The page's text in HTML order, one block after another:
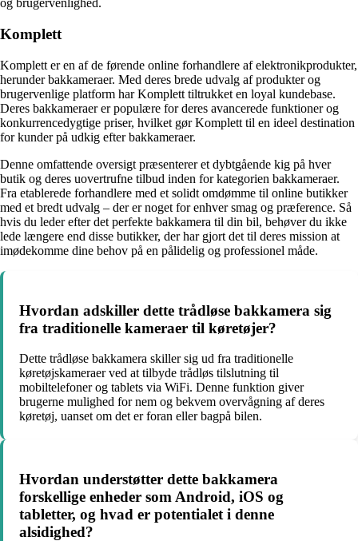
og brugervenlighed.
Komplett
Komplett er en af de førende online forhandlere af elektronikprodukter,
herunder bakkameraer. Med deres brede udvalg af produkter og
brugervenlige platform har Komplett tiltrukket en loyal kundebase.
Deres bakkameraer er populære for deres avancerede funktioner og
konkurrencedygtige priser, hvilket gør Komplett til en ideel destination
for kunder på udkig efter bakkameraer.
Denne omfattende oversigt præsenterer et dybtgående kig på hver
butik og deres uovertrufne tilbud inden for kategorien bakkameraer.
Fra etablerede forhandlere med et solidt omdømme til online butikker
med et bredt udvalg – der er noget for enhver smag og præference. Så
hvis du leder efter det perfekte bakkamera til din bil, behøver du ikke
lede længere end disse butikker, der har gjort det til deres mission at
imødekomme dine behov på en pålidelig og professionel måde.
Hvordan adskiller dette trådløse bakkamera sig
fra traditionelle kameraer til køretøjer?
Dette trådløse bakkamera skiller sig ud fra traditionelle
køretøjskameraer ved at tilbyde trådløs tilslutning til
mobiltelefoner og tablets via WiFi. Denne funktion giver
brugerne mulighed for nem og bekvem overvågning af deres
køretøj, uanset om det er foran eller bagpå bilen.
Hvordan understøtter dette bakkamera
forskellige enheder som Android, iOS og
tabletter, og hvad er potentialet i denne
alsidighed?